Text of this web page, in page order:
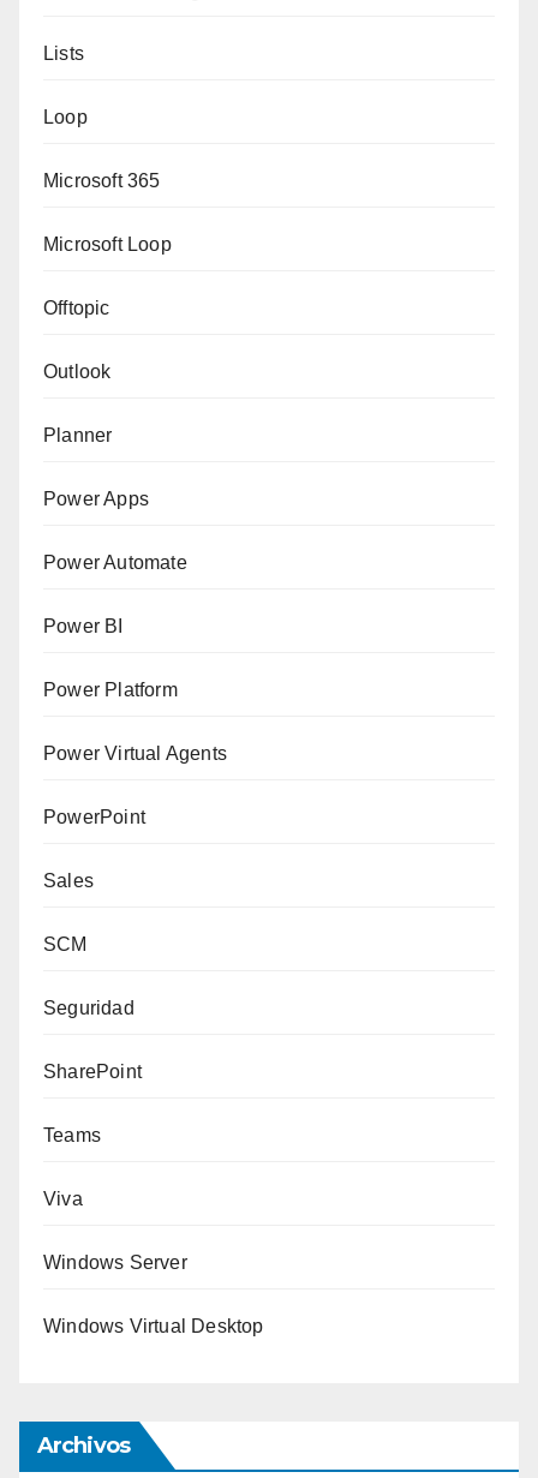
Lists
Loop
Microsoft 365
Microsoft Loop
Offtopic
Outlook
Planner
Power Apps
Power Automate
Power BI
Power Platform
Power Virtual Agents
PowerPoint
Sales
SCM
Seguridad
SharePoint
Teams
Viva
Windows Server
Windows Virtual Desktop
Archivos